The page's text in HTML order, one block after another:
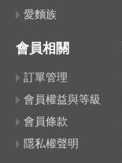
愛麵族
會員相關
訂單管理
會員權益與等級
會員條款
隱私權聲明